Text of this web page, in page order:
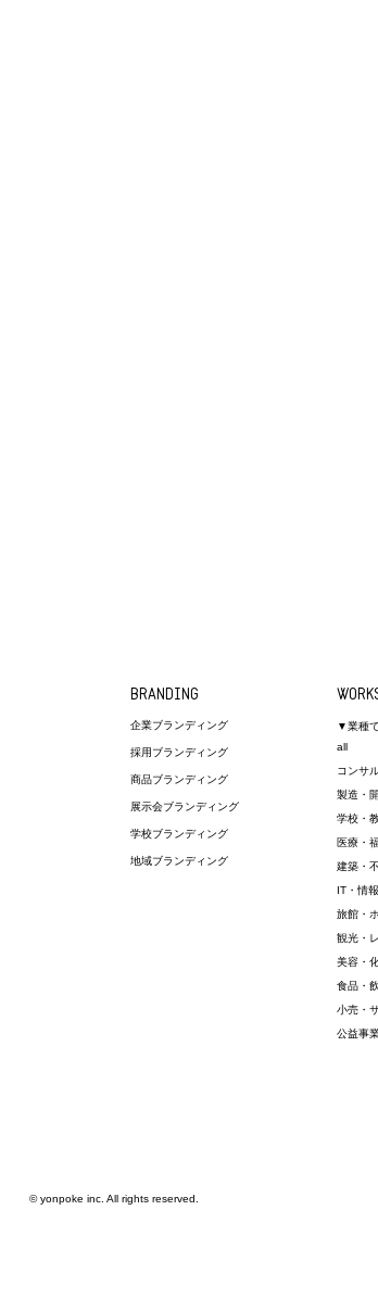
BRANDING
企業ブランディング
採用ブランディング
商品ブランディング
展示会ブランディング
学校ブランディング
地域ブランディング
▼業種
all
コンサ
製造・
学校・
医療・
建築・
IT・情
旅館・
観光・
美容・
食品・
小売・
公益事
© yonpoke inc. All rights reserved.